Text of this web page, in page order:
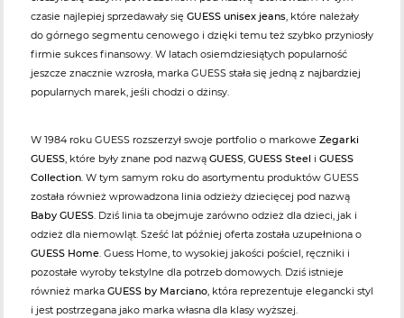
czasie najlepiej sprzedawały się GUESS unisex jeans, które należały
do górnego segmentu cenowego i dzięki temu też szybko przyniosły
firmie sukces finansowy. W latach osiemdziesiątych popularność
jeszcze znacznie wzrosła, marka GUESS stała się jedną z najbardziej
popularnych marek, jeśli chodzi o dżinsy.
W 1984 roku GUESS rozszerzył swoje portfolio o markowe Zegarki
GUESS, które były znane pod nazwą GUESS, GUESS Steel i GUESS
Collection. W tym samym roku do asortymentu produktów GUESS
została również wprowadzona linia odzieży dziecięcej pod nazwą
Baby GUESS. Dziś linia ta obejmuje zarówno odzież dla dzieci, jak i
odzież dla niemowląt. Sześć lat później oferta została uzupełniona o
GUESS Home. Guess Home, to wysokiej jakości pościel, ręczniki i
pozostałe wyroby tekstylne dla potrzeb domowych. Dziś istnieje
również marka GUESS by Marciano, która reprezentuje elegancki styl
i jest postrzegana jako marka własna dla klasy wyższej.